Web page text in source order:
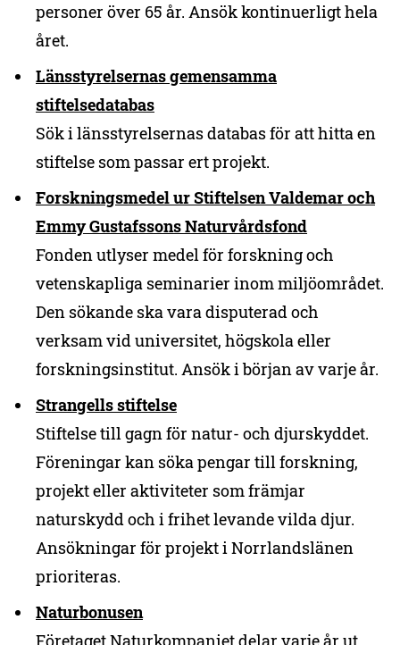
personer över 65 år. Ansök kontinuerligt hela
året.
Länsstyrelsernas gemensamma
stiftelsedatabas
Sök i länsstyrelsernas databas för att hitta en
stiftelse som passar ert projekt.
Forskningsmedel ur Stiftelsen Valdemar och
Emmy Gustafssons Naturvårdsfond
Fonden utlyser medel för forskning och
vetenskapliga seminarier inom miljöområdet.
Den sökande ska vara disputerad och
verksam vid universitet, högskola eller
forskningsinstitut. Ansök i början av varje år.
Strangells stiftelse
Stiftelse till gagn för natur- och djurskyddet.
Föreningar kan söka pengar till forskning,
projekt eller aktiviteter som främjar
naturskydd och i frihet levande vilda djur.
Ansökningar för projekt i Norrlandslänen
prioriteras.
Naturbonusen
Företaget Naturkompaniet delar varje år ut